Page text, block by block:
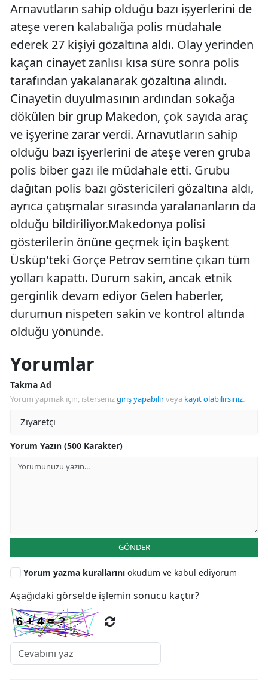
Arnavutların sahip olduğu bazı işyerlerini de
ateşe veren kalabalığa polis müdahale
ederek 27 kişiyi gözaltına aldı. Olay yerinden
kaçan cinayet zanlısı kısa süre sonra polis
tarafından yakalanarak gözaltına alındı.
Cinayetin duyulmasının ardından sokağa
dökülen bir grup Makedon, çok sayıda araç
ve işyerine zarar verdi. Arnavutların sahip
olduğu bazı işyerlerini de ateşe veren gruba
polis biber gazı ile müdahale etti. Grubu
dağıtan polis bazı göstericileri gözaltına aldı,
ayrıca çatışmalar sırasında yaralananların da
olduğu bildiriliyor.Makedonya polisi
gösterilerin önüne geçmek için başkent
Üsküp'teki Gorçe Petrov semtine çıkan tüm
yolları kapattı. Durum sakin, ancak etnik
gerginlik devam ediyor Gelen haberler,
durumun nispeten sakin ve kontrol altında
olduğu yönünde.
Yorumlar
Takma Ad
Yorum yapmak için, istersenizgiriş yapabilirveya kayıt olabilirsiniz.
Yorum Yazın (500 Karakter)
GÖNDER
Yorum yazma kurallarını okudum ve kabul ediyorum
Aşağıdaki görselde işlemin sonucu kaçtır?